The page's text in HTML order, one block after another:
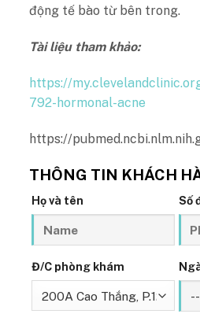
động tế bào từ bên trong.
Tài liệu tham khảo:
https://
792-hormonal-acne
https://
THÔNG TIN KHÁCH
Họ và tên Số
Đ/C phòng khám